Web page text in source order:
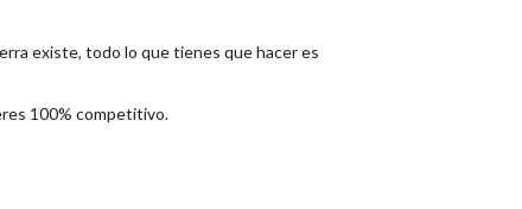
existe, todo lo que tienes que hacer es
100% competitivo.